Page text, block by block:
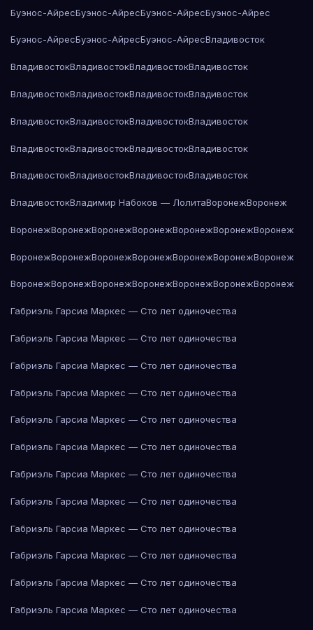
Буэнос-АйресБуэнос-АйресБуэнос-АйресБуэнос-Айрес
Буэнос-АйресБуэнос-АйресБуэнос-АйресВладивосток
ВладивостокВладивостокВладивостокВладивосток
ВладивостокВладивостокВладивостокВладивосток
ВладивостокВладивостокВладивостокВладивосток
ВладивостокВладивостокВладивостокВладивосток
ВладивостокВладивостокВладивостокВладивосток
ВладивостокВладимир Набоков — ЛолитаВоронежВоронеж
ВоронежВоронежВоронежВоронежВоронежВоронежВоронеж
ВоронежВоронежВоронежВоронежВоронежВоронежВоронеж
ВоронежВоронежВоронежВоронежВоронежВоронежВоронеж
Габриэль Гарсиа Маркес — Сто лет одиночества
Габриэль Гарсиа Маркес — Сто лет одиночества
Габриэль Гарсиа Маркес — Сто лет одиночества
Габриэль Гарсиа Маркес — Сто лет одиночества
Габриэль Гарсиа Маркес — Сто лет одиночества
Габриэль Гарсиа Маркес — Сто лет одиночества
Габриэль Гарсиа Маркес — Сто лет одиночества
Габриэль Гарсиа Маркес — Сто лет одиночества
Габриэль Гарсиа Маркес — Сто лет одиночества
Габриэль Гарсиа Маркес — Сто лет одиночества
Габриэль Гарсиа Маркес — Сто лет одиночества
Габриэль Гарсиа Маркес — Сто лет одиночества